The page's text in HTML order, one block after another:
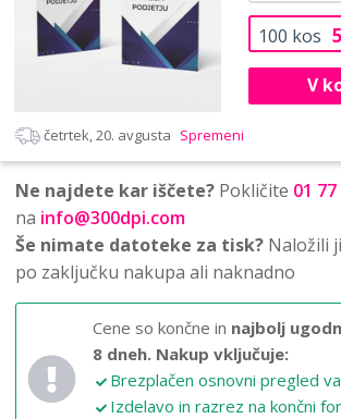
100 kos
V
četrtek, 20. avgusta Spremeni
Ne najdete kar iščete? Pokličite 01
na info@300dpi.com
Še nimate datoteke za tisk? Naložili
po zaključku nakupa ali naknadno
Cene so končne in najbolj
8 dneh. Nakup vključuje:
Brezplačen osnovni pregled
Izdelavo in razrez na končni